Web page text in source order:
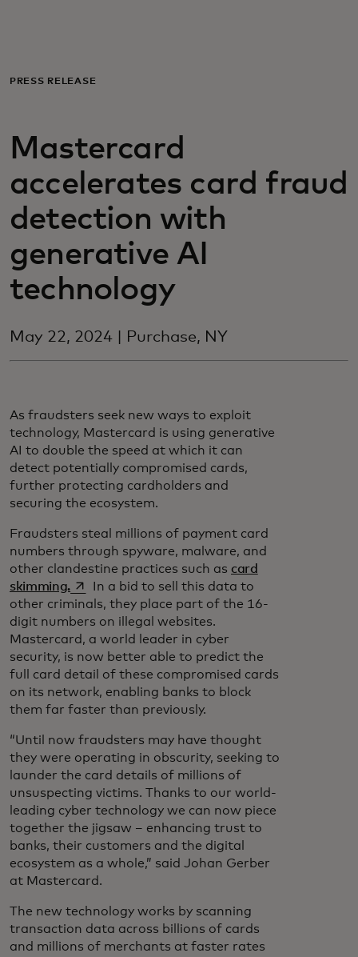
Για επιχειρήσεις
Για τον κόσμο
Για καινοτόμους
Νέα και τάσεις
PRESS RELEASE
Mastercard
accelerates card fraud
detection with
generative AI
technology
May 22, 2024 | Purchase, NY
As fraudsters seek new ways to exploit
technology, Mastercard is using generative
AI to double the speed at which it can
detect potentially compromised cards,
further protecting cardholders and
securing the ecosystem.
Fraudsters steal millions of payment card
numbers through spyware, malware, and
other clandestine practices such as card
skimming. opens in a new tab
In a bid to sell this data to
other criminals, they place part of the 16-
digit numbers on illegal websites.
Mastercard, a world leader in cyber
security, is now better able to predict the
full card detail of these compromised cards
on its network, enabling banks to block
them far faster than previously.
“Until now fraudsters may have thought
they were operating in obscurity, seeking to
launder the card details of millions of
unsuspecting victims. Thanks to our world-
leading cyber technology we can now piece
together the jigsaw – enhancing trust to
banks, their customers and the digital
ecosystem as a whole,” said Johan Gerber
at Mastercard.
The new technology works by scanning
transaction data across billions of cards
and millions of merchants at faster rates